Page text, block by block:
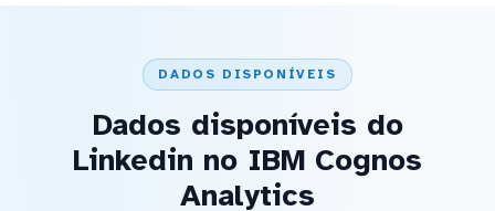
DADOS DISPONÍVEIS
Dados disponíveis do
Linkedin no IBM Cognos
Analytics